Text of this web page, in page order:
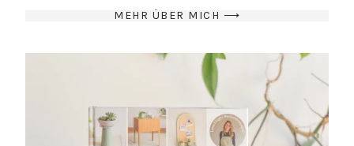
MEHR ÜBER MICH ⟶